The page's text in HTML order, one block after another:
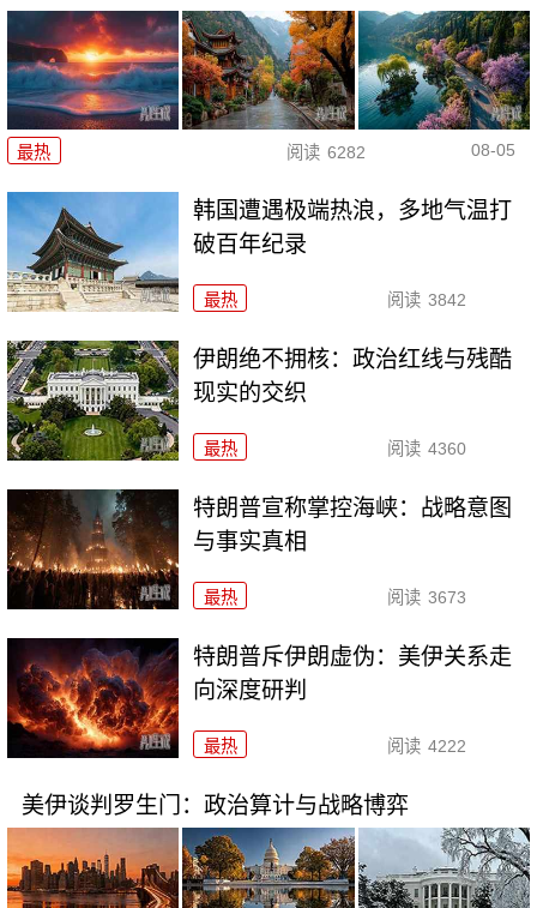
最热 阅读 6282 08-05
韩国遭遇极端热浪，多地气温打
破百年纪录
最热 阅读 3842
伊朗绝不拥核：政治红线与残酷
现实的交织
最热 阅读 4360
特朗普宣称掌控海峡：战略意图
与事实真相
最热 阅读 3673
特朗普斥伊朗虚伪：美伊关系走
向深度研判
最热 阅读 4222
美伊谈判罗生门：政治算计与战略博弈